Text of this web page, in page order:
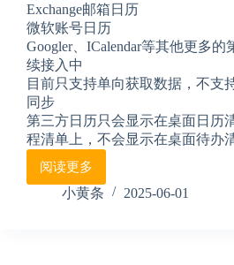
Exchange邮箱日历
微软账号日历
Googler、ICalendar等其他更多的
续接入中
目前只支持单向获取数据，不支
同步
第三方日历只会显示在桌面日历
程清单上，不会显示在桌面待办
阅读更多
8.
小
小黄条 2025-06-01